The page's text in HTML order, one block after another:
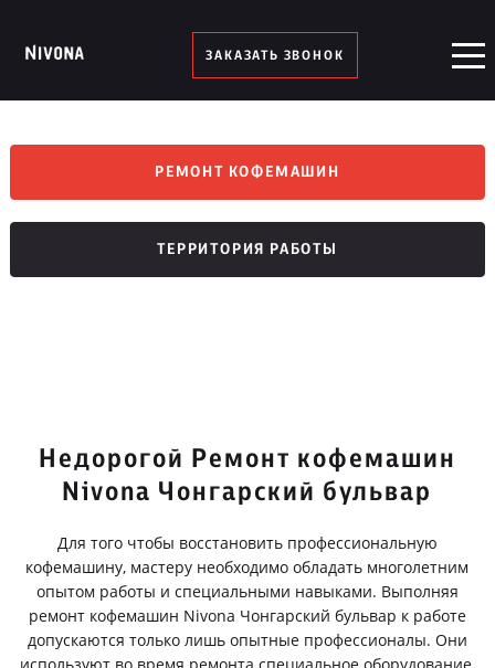
ЗАКАЗАТЬ ЗВОНОК
РЕМОНТ КОФЕМАШИН
ТЕРРИТОРИЯ РАБОТЫ
Недорогой Ремонт кофемашин
Nivona Чонгарский бульвар
Для того чтобы восстановить профессиональную
кофемашину, мастеру необходимо обладать многолетним
опытом работы и специальными навыками. Выполняя
ремонт кофемашин Nivona Чонгарский бульвар к работе
допускаются только лишь опытные профессионалы. Они